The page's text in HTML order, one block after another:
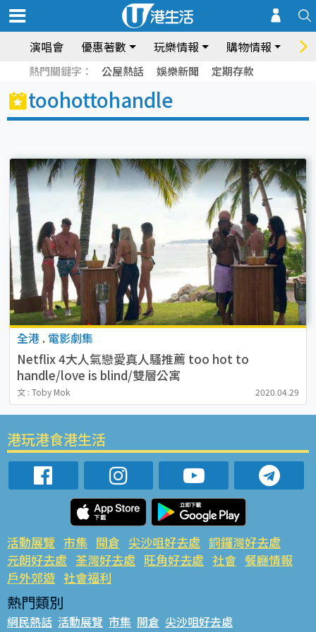
演唱會 優惠著數 玩樂情報 購物情報 飲
熱門關鍵字： 公屋熱話 娛樂新聞 定期存款
toohottohandle
全港 . 電影劇集
Netflix 4大人氣戀愛真人騷推薦 too hot to
handle/love is blind/雙層公寓
文 : Toby Mok 2020.04.29
港玩港食港生活
活動展覽 市集 開倉 尖沙咀好去處 銅鑼灣好去處
元朗好去處 荃灣好去處 旺角好去處 社會 餐廳情報
戶外郊遊 社會福利
熱門類別
網民熱話 活動展覽 市集 開倉 尖沙咀好去處